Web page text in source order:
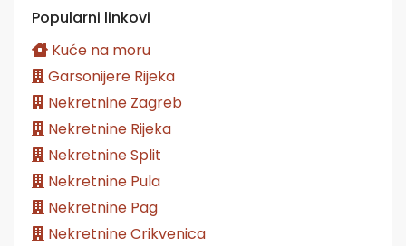
Popularni linkovi
Kuće na moru
Garsonijere Rijeka
Nekretnine Zagreb
Nekretnine Rijeka
Nekretnine Split
Nekretnine Pula
Nekretnine Pag
Nekretnine Crikvenica